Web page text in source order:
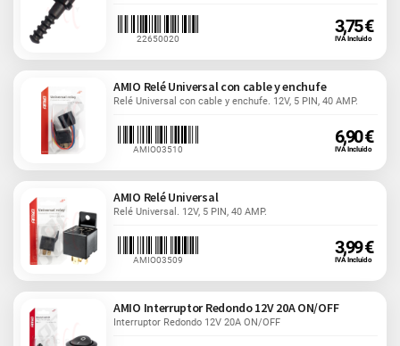
22650020
3,75 €
IVA Incluido
AMIO Relé Universal con cable y enchufe
Relé Universal con cable y enchufe. 12V, 5 PIN, 40 AMP.
AMIO03510
6,90 €
IVA Incluido
AMIO Relé Universal
Relé Universal. 12V, 5 PIN, 40 AMP.
AMIO03509
3,99 €
IVA Incluido
AMIO Interruptor Redondo 12V 20A ON/OFF
Interruptor Redondo 12V 20A ON/OFF